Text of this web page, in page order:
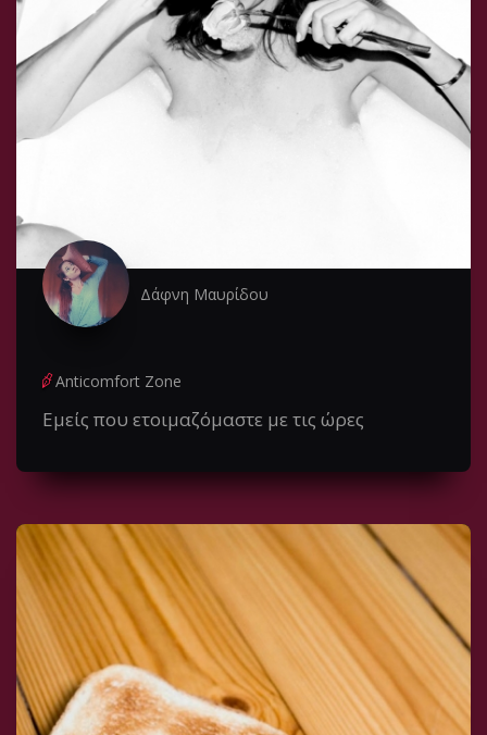
Δάφνη Μαυρίδου
Anticomfort Zone
Εμείς που ετοιμαζόμαστε με τις ώρες